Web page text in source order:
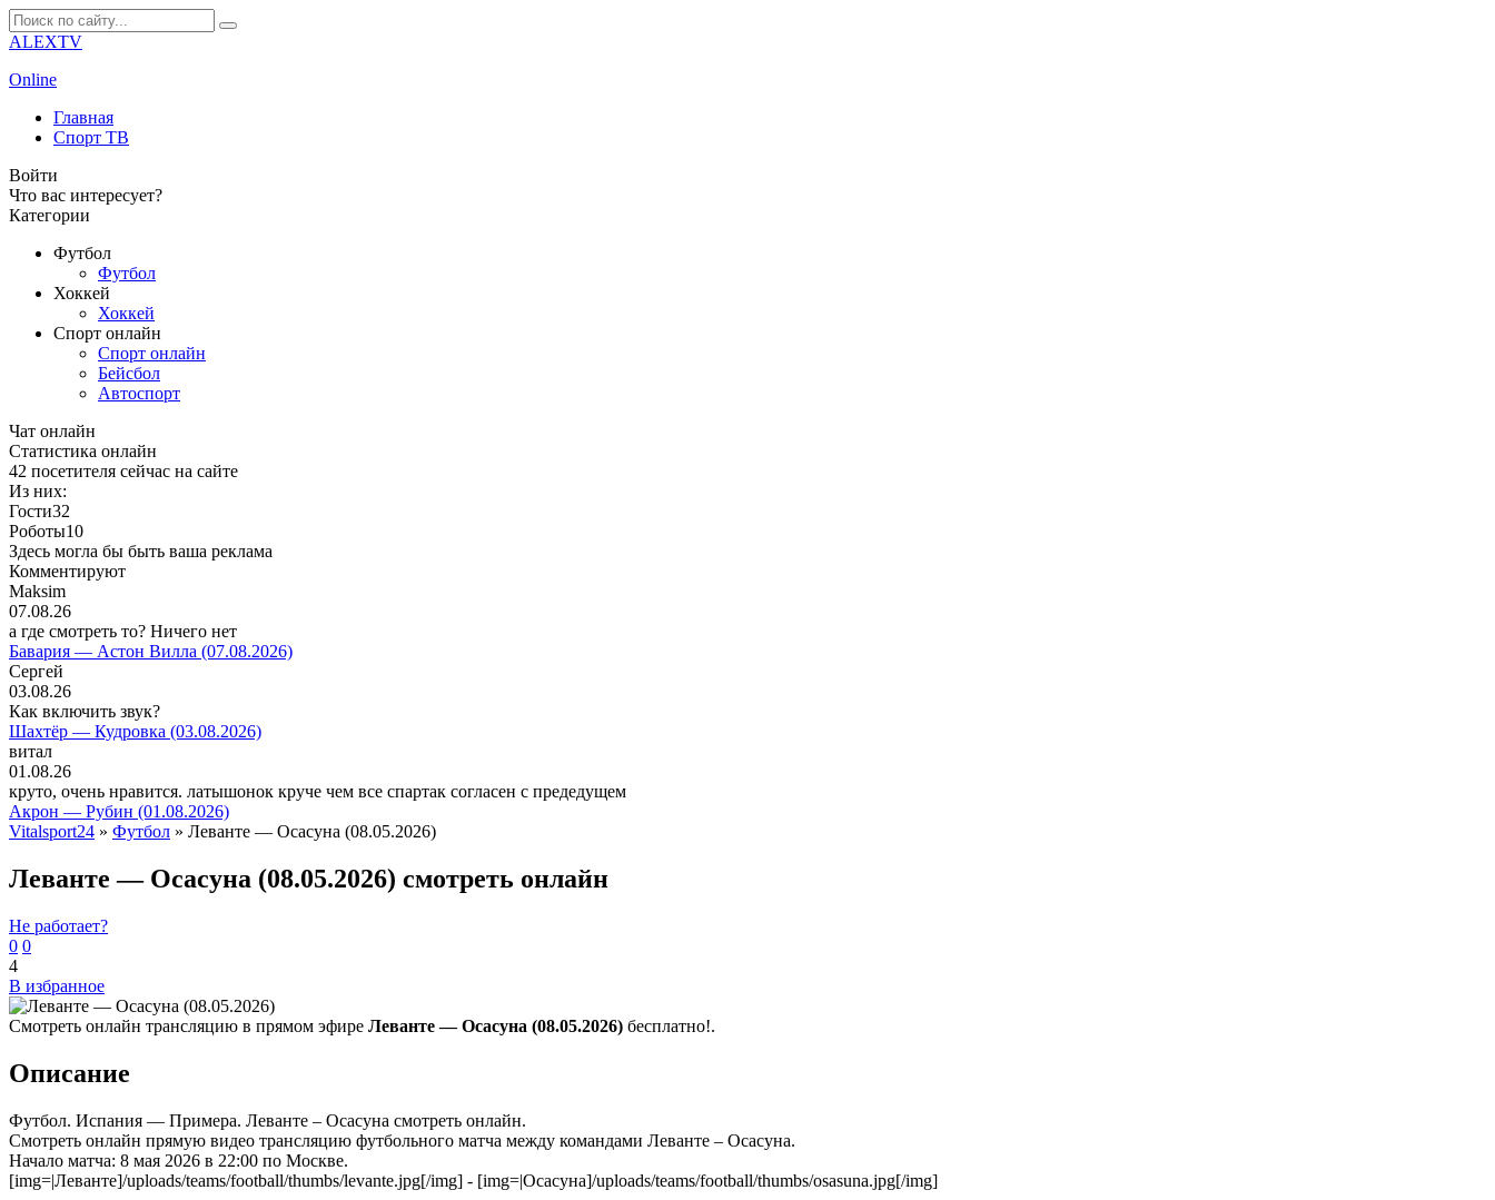
ALEXTV
Online
Главная
Спорт ТВ
Войти
Что вас интересует?
Категории
Футбол
Футбол
Хоккей
Хоккей
Спорт онлайн
Спорт онлайн
Бейсбол
Автоспорт
Чат онлайн
Cтатистика онлайн
42 посетителя сейчас на сайте
Из них:
Гости32
Роботы10
Здесь могла бы быть ваша реклама
Комментируют
Maksim
07.08.26
а где смотреть то? Ничего нет
Бавария — Астон Вилла (07.08.2026)
Сергей
03.08.26
Как включить звук?
Шахтёр — Кудровка (03.08.2026)
витал
01.08.26
круто, очень нравится. латышонок круче чем все спартак согласен с предедущем
Акрон — Рубин (01.08.2026)
Vitalsport24 » Футбол » Леванте — Осасуна (08.05.2026)
Леванте — Осасуна (08.05.2026) смотреть онлайн
Не работает?
0 0
4
В избранное
Смотреть онлайн трансляцию в прямом эфире Леванте — Осасуна (08.05.2026) бесплатно!.
Описание
Футбол. Испания — Примера. Леванте – Осасуна смотреть онлайн.
Смотреть онлайн прямую видео трансляцию футбольного матча между командами Леванте – Осасуна.
Начало матча: 8 мая 2026 в 22:00 по Москве.
[img=|Леванте]/uploads/teams/football/thumbs/levante.jpg[/img] - [img=|Осасуна]/uploads/teams/football/thumbs/osasuna.jpg[/img]